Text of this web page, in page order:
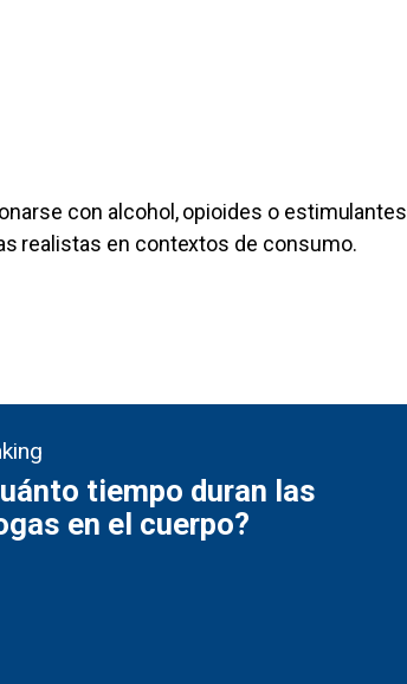
con alcohol, opioides o
realistas en contextos de consumo.
tiempo duran las
en el cuerpo?